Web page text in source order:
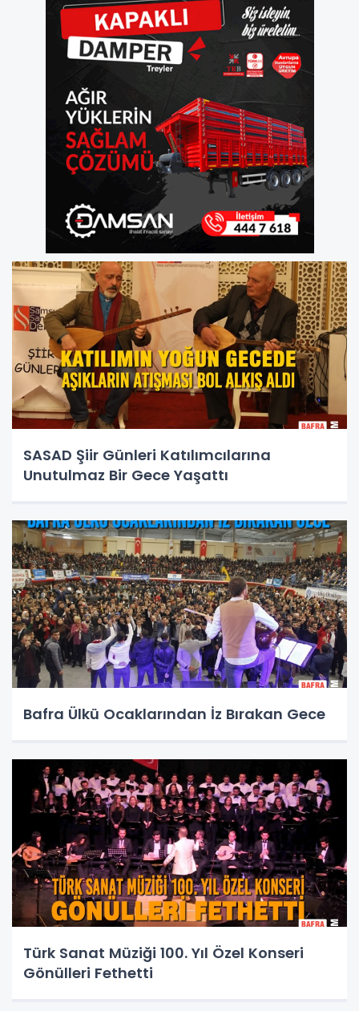
SASAD Şiir Günleri Katılımcılarına
Unutulmaz Bir Gece Yaşattı
Bafra Ülkü Ocaklarından İz Bırakan Gece
Türk Sanat Müziği 100. Yıl Özel Konseri
Gönülleri Fethetti